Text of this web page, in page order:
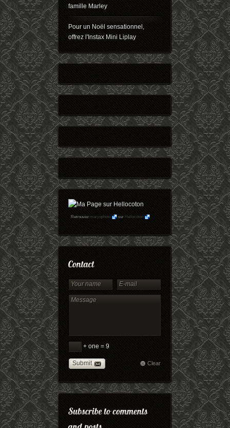
famille Marley
Pour un Noël sensationnel,
offrez l'Instax Mini Liplay
Retrouvezmaryophoto surHellocoton
+ one = 9
Submit Clear